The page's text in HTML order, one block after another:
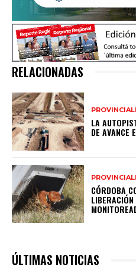
RELACIONADAS
LA
DE AVANCE
CÓRDOBA
LIBERACIÓN
ÚLTIMAS NOTICIAS